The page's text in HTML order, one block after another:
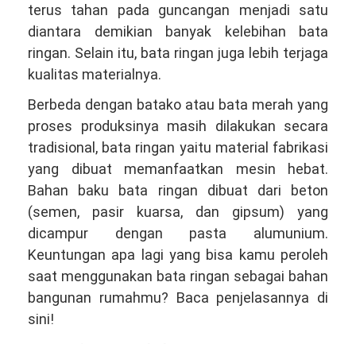
terus tahan pada guncangan menjadi satu
diantara demikian banyak kelebihan bata
ringan. Selain itu, bata ringan juga lebih terjaga
kualitas materialnya.
Berbeda dengan batako atau bata merah yang
proses produksinya masih dilakukan secara
tradisional, bata ringan yaitu material fabrikasi
yang dibuat memanfaatkan mesin hebat.
Bahan baku bata ringan dibuat dari beton
(semen, pasir kuarsa, dan gipsum) yang
dicampur dengan pasta alumunium.
Keuntungan apa lagi yang bisa kamu peroleh
saat menggunakan bata ringan sebagai bahan
bangunan rumahmu? Baca penjelasannya di
sini!